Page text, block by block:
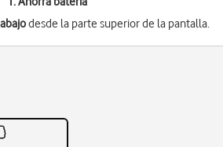
desde la parte superior de la pantalla.